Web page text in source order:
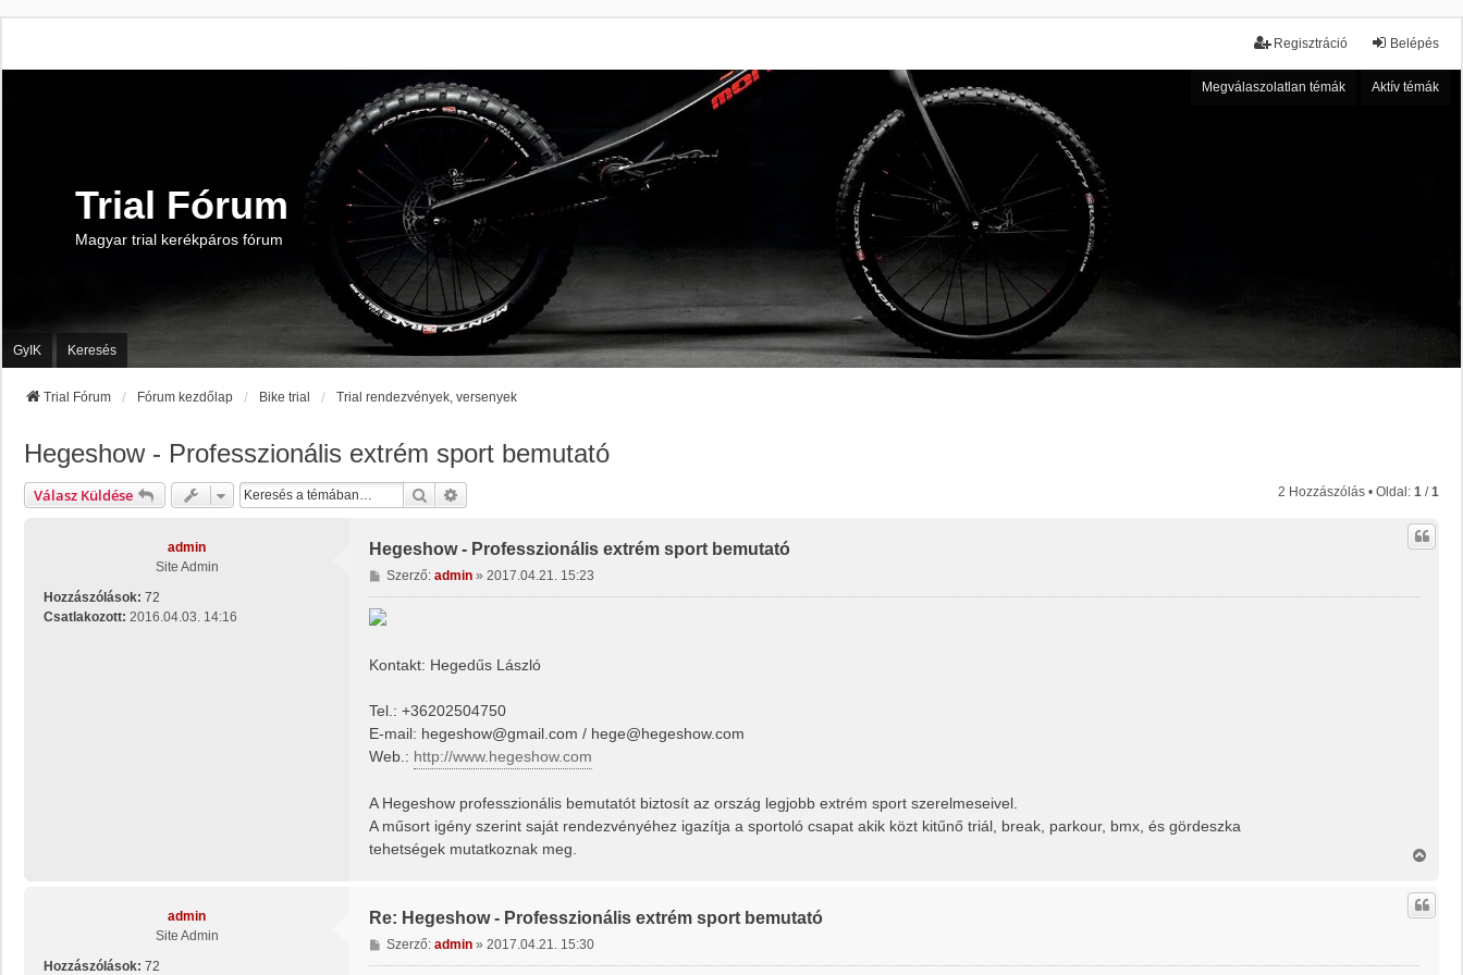
Belépés
Regisztráció
Megválaszolatlan témák Aktív témák
Trial Fórum
Magyar trial kerékpáros fórum
GyIK Keresés
Trial Fórum Fórum kezdőlap Bike trial Trial rendezvények, versenyek
Hegeshow - Professzionális extrém sport bemutató
Válasz Küldése Keresés 2 Hozzászólás • Oldal: 1 /1
admin
Site Admin
Hozzászólások: 72
Csatlakozott: 2016.04.03. 14:16
Hegeshow - Professzionális extrém sport bemutató
H
o
z
s
ó
l
á
Szerző: admin» 2017.04.21. 15:23
Kontakt: Hegedűs László
Tel.: +36202504750
E-mail: hegeshow@gmail.com / hege@hegeshow.com
Web.: http://www.hegeshow.com
A Hegeshow professzionális bemutatót biztosít az ország legjobb extrém sport szerelmeseivel.
A műsort igény szerint saját rendezvényéhez igazítja a sportoló csapat akik közt kitűnő triál, break, parkour, bmx, és gördeszka
tehetségek mutatkoznak meg.
s
z
admin
Site Admin
Hozzászólások: 72
Re: Hegeshow - Professzionális extrém sport bemutató
H
o
Szerző: admin» 2017.04.21. 15:30